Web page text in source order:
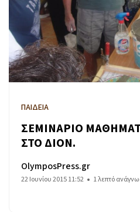
ΠΑΙΔΕΙΑ
ΣΕΜΙΝΑΡΙΟ
ΣΤΟ ΔΙΟΝ.
OlymposPress.gr
22 Ιουνίου 2015 11:52 1 λεπτό